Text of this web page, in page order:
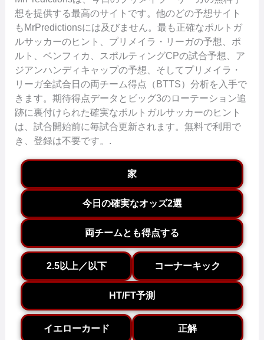
想を提供する最高のサイトです。他のどの予想サイト
もMrPredictionsには及びません。最も正確なポルトガ
ルサッカーのヒント、プリメイラ・リーガの予想、ポ
ルト、ベンフィカ、スポルティングCPの試合予想、ア
ジアンハンディキャップの予想、そしてプリメイラ・
リーガ全試合日の両チーム得点（BTTS）分析を入手で
きます。期待得点データとビッグ3のローテーション追
跡に裏付けられた確実なポルトガルサッカーのヒント
は、試合開始前に毎試合更新されます。無料で利用で
き、登録は不要です。.
家
今日の確実なオッズ2選
両チームとも得点する
2.5以上／以下 コーナーキック
HT/FT予測
イエローカード 正解